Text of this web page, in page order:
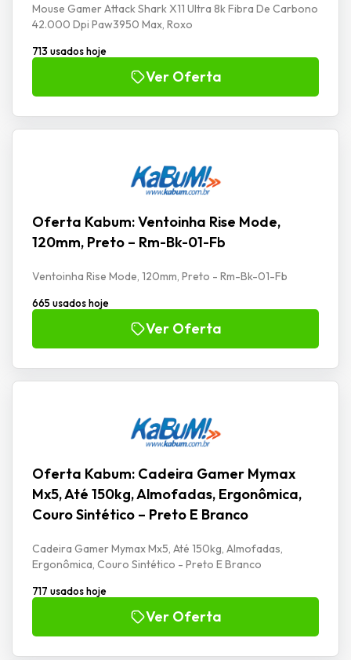
Mouse Gamer Attack Shark X11 Ultra 8k Fibra De Carbono
42.000 Dpi Paw3950 Max, Roxo
713 usados hoje
Ver Oferta
Oferta Kabum: Ventoinha Rise Mode,
120mm, Preto – Rm-Bk-01-Fb
Ventoinha Rise Mode, 120mm, Preto - Rm-Bk-01-Fb
665 usados hoje
Ver Oferta
Oferta Kabum: Cadeira Gamer Mymax
Mx5, Até 150kg, Almofadas, Ergonômica,
Couro Sintético – Preto E Branco
Cadeira Gamer Mymax Mx5, Até 150kg, Almofadas,
Ergonômica, Couro Sintético - Preto E Branco
717 usados hoje
Ver Oferta